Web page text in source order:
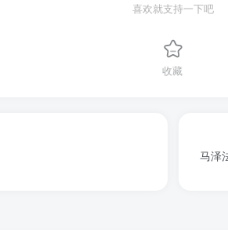
喜欢就支持一下吧
收藏
马泽法尔达